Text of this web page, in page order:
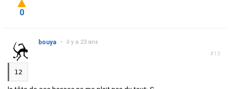
0
#13
bouya • il y a 23 ans
12